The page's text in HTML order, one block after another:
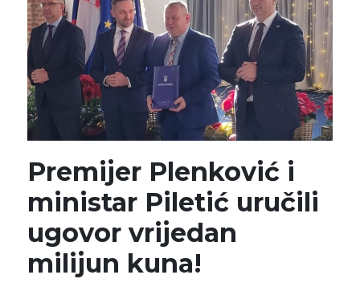
Premijer Plenković i
ministar Piletić uručili
ugovor vrijedan
milijun kuna!